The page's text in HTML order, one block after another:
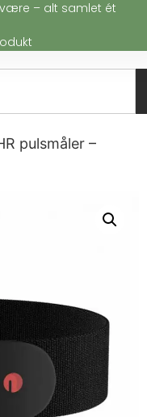
– alt samlet ét
pulsmåler –